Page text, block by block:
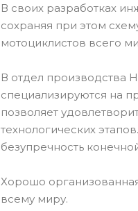
В своих разработках
сохраняя при этом
мотоциклистов всего
В отдел производства
специализируются на
позволяет
технологических
безупречность
Хорошо
всему миру.